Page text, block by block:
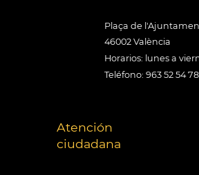
Plaça de
46002 València
Horarios: lunes a
Teléfono: 963 52 54 78
Atención
ciudadana